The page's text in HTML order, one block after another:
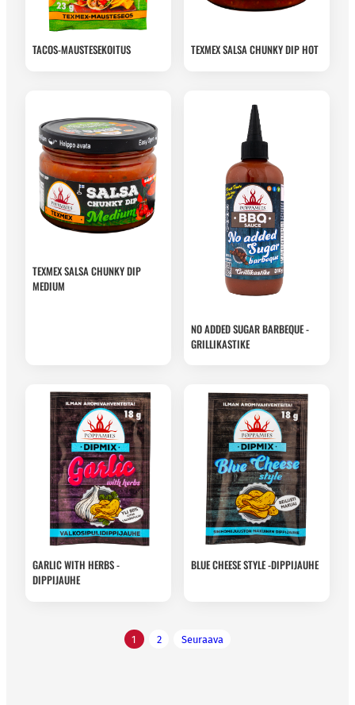
TACOS-MAUSTESEKOITUS TEXMEX SALSA CHUNKY DIP HOT
TEXMEX SALSA CHUNKY DIP
MEDIUM
NO ADDED SUGAR BARBEQUE -
GRILLIKASTIKE
GARLIC WITH HERBS -
DIPPIJAUHE
BLUE CHEESE STYLE -DIPPIJAUHE
1 2 Seuraava